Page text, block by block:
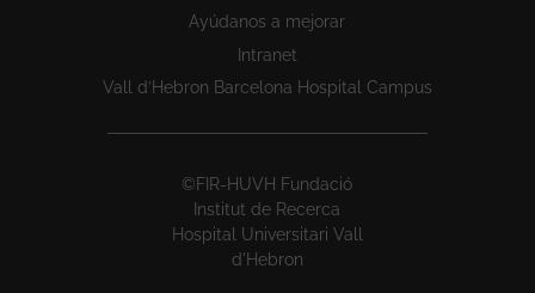
Ayúdanos a mejorar
Intranet
Vall d’Hebron Barcelona Hospital Campus
©FIR-HUVH Fundació
Institut de Recerca
Hospital Universitari Vall
d'Hebron